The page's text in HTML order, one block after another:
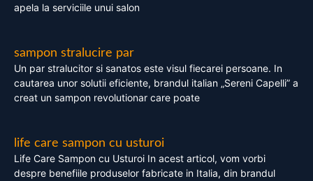
apela la serviciile unui salon
sampon stralucire par
Un par stralucitor si sanatos este visul fiecarei persoane. In
cautarea unor solutii eficiente, brandul italian „Sereni Capelli” a
creat un sampon revolutionar care poate
life care sampon cu usturoi
Life Care Sampon cu Usturoi In acest articol, vom vorbi
despre benefiile produselor fabricate in Italia, din brandul